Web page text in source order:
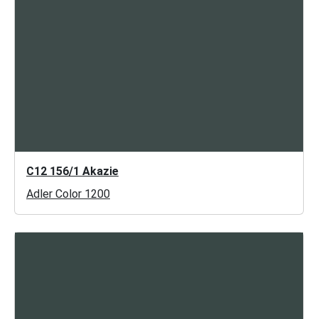
C12 156/1 Akazie
Adler Color 1200